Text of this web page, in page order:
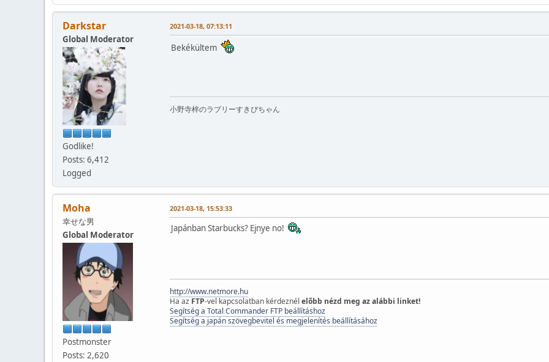
Darkstar
Global Moderator
Godlike!
Posts: 6,412
Logged
2021-03-18, 07:13:11
Bekékültem
小野寺梓のラブリーすきぴちゃん
Moha
幸せな男
Global Moderator
Postmonster
Posts: 2,620
2021-03-18, 15:53:33
Japánban Starbucks? Ejnye no!
http://www.netmore.hu
Ha az FTP-vel kapcsolatban kérdeznél elõbb nézd meg az alábbi linket!
Segítség a Total Commander FTP beállításhoz
Segítség a japán szövegbevitel és megjelenítés beállításához